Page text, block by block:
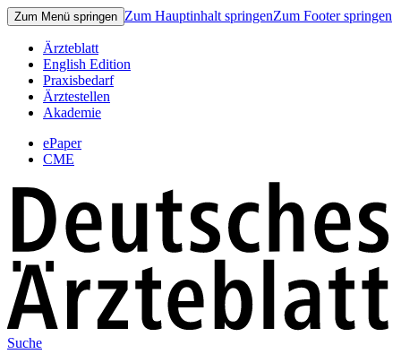
Zum Menü springen Zum Hauptinhalt springenZum Footer springen
Ärzteblatt
English Edition
Praxisbedarf
Ärztestellen
Akademie
ePaper
CME
Suche